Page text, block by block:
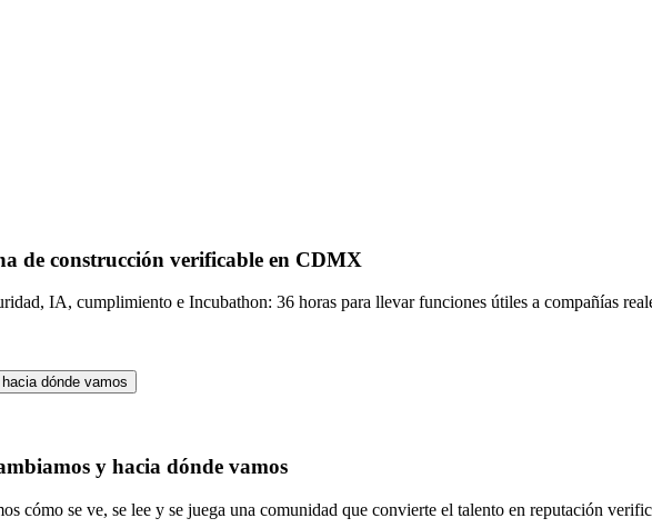
de construcción verificable en CDMX
IA, cumplimiento e Incubathon: 36 horas para llevar funciones útiles a compañías
dónde vamos
y hacia dónde vamos
cómo se ve, se lee y se juega una comunidad que convierte el talento en reputación